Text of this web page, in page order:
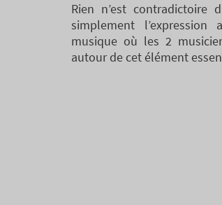
Rien n’est contradictoire
simplement
musique où les 2
autour de cet élément